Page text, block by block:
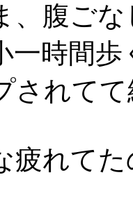
、腹ご
一時間歩
されて
疲れて